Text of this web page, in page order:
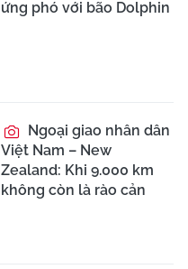
ứng phó với bão Dolphin
Ngoại giao nhân dân
Việt Nam – New
Zealand: Khi 9.000 km
không còn là rào cản